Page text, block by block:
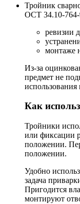
Тройник
ОСТ 34.10-764-
ревизии
монтаже
Из-за
предмет не
использования
Как
Тройники
или фиксации
положении.
положении.
Удобно
задача
Пригодится
монтируют